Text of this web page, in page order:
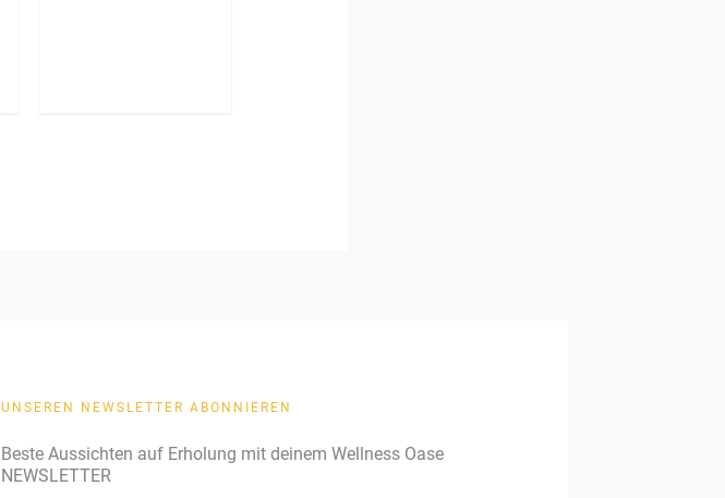
UNSEREN NEWSLETTER ABONNIEREN
Beste Aussichten auf Erholung mit deinem Wellness Oase
NEWSLETTER